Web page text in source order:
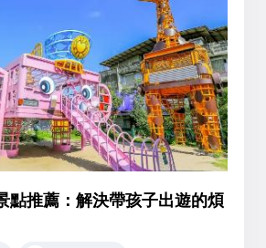
點推薦：解決帶孩子出遊的煩